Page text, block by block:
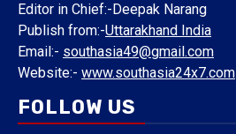
Editor in Chief:-Deepak Narang
Publish from:-Uttarakhand India
Email:- southasia49@gmail.com
Website:- www.southasia24x7.com
FOLLOW US